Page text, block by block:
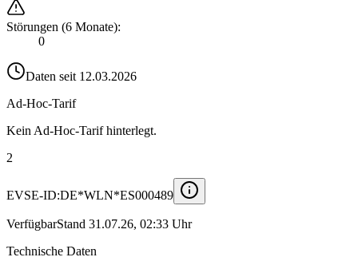
Störungen (6 Monate):
0
Daten seit 12.03.2026
Ad-Hoc-Tarif
Kein Ad-Hoc-Tarif hinterlegt.
2
EVSE-ID:DE*WLN*ES000489
VerfügbarStand 31.07.26, 02:33 Uhr
Technische Daten